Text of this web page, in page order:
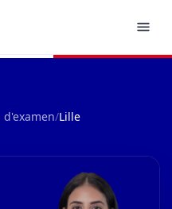
d'examen/Lille